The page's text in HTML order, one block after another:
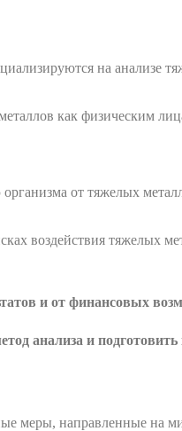
на анализе
как физическим
от тяжелых
воздействия тяжелых
и от финансовых
анализа и подготовить
меры, направленные на